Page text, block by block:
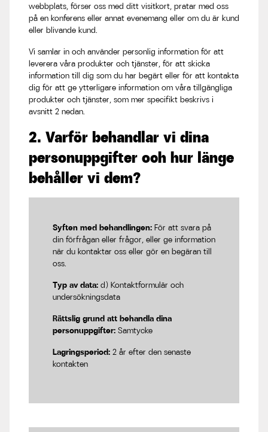
webbplats, förser oss med ditt visitkort, pratar med oss
på en konferens eller annat evenemang eller om du är kund
eller blivande kund.
Vi samlar in och använder personlig information för att
leverera våra produkter och tjänster, för att skicka
information till dig som du har begärt eller för att kontakta
dig för att ge ytterligare information om våra tillgängliga
produkter och tjänster, som mer specifikt beskrivs i
avsnitt 2 nedan.
2. Varför behandlar vi dina
personuppgifter och hur länge
behåller vi dem?
Syften med behandlingen: För att svara på
din förfrågan eller frågor, eller ge information
när du kontaktar oss eller gör en begäran till
oss.
Typ av data: d) Kontaktformulär och
undersökningsdata
Rättslig grund att behandla dina
personuppgifter: Samtycke
Lagringsperiod: 2 år efter den senaste
kontakten